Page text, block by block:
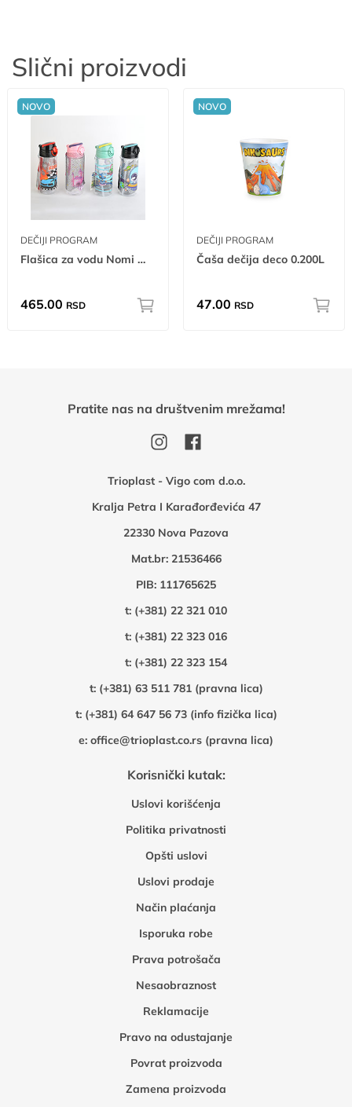
Slični proizvodi
NOVO
DEČIJI PROGRAM
Flašica za vodu Nomi 500ml tp tr
465.00 RSD
NOVO
DEČIJI PROGRAM
Čaša dečija deco 0.200L
47.00 RSD
Trioplast - Vigo com d.o.o.
Kralja Petra I Karađorđevića 47
22330 Nova Pazova
Mat.br: 21536466
PIB: 111765625
t: (+381) 22 321 010
t: (+381) 22 323 016
t: (+381) 22 323 154
t: (+381) 63 511 781 (pravna lica)
t: (+381) 64 647 56 73 (info fizička lica)
e: office@trioplast.co.rs (pravna lica)
Korisnički kutak:
Uslovi korišćenja
Politika privatnosti
Opšti uslovi
Uslovi prodaje
Način plaćanja
Isporuka robe
Prava potrošača
Nesaobraznost
Reklamacije
Pravo na odustajanje
Povrat proizvoda
Zamena proizvoda
Pratite nas na društvenim mrežama!